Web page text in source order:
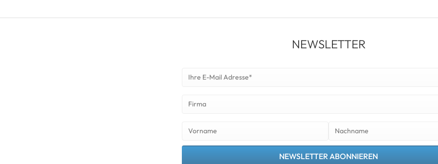
NEWSLETTER
NEWSLETTER ABONNIEREN